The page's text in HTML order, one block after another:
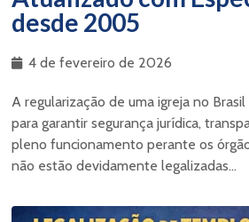
desde 2005
4 de fevereiro de 2026
A regularização de uma igreja no
para garantir segurança jurídica,
pleno funcionamento perante os
não estão devidamente legalizadas...